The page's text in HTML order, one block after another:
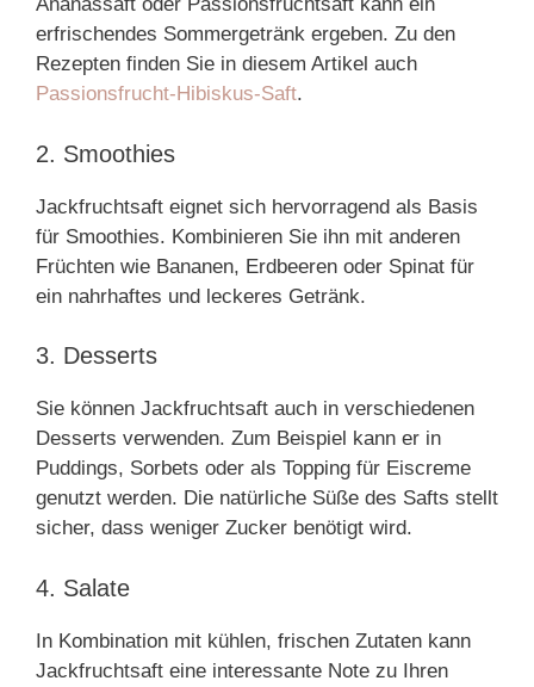
erfrischendes Sommergetränk ergeben. Zu den
Rezepten finden Sie in diesem Artikel auch
Passionsfrucht-Hibiskus-Saft.
2. Smoothies
Jackfruchtsaft eignet sich hervorragend als Basis
für Smoothies. Kombinieren Sie ihn mit anderen
Früchten wie Bananen, Erdbeeren oder Spinat für
ein nahrhaftes und leckeres Getränk.
3. Desserts
Sie können Jackfruchtsaft auch in verschiedenen
Desserts verwenden. Zum Beispiel kann er in
Puddings, Sorbets oder als Topping für Eiscreme
genutzt werden. Die natürliche Süße des Safts stellt
sicher, dass weniger Zucker benötigt wird.
4. Salate
In Kombination mit kühlen, frischen Zutaten kann
Jackfruchtsaft eine interessante Note zu Ihren